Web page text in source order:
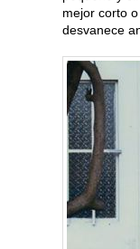
mejor corto
desvanece